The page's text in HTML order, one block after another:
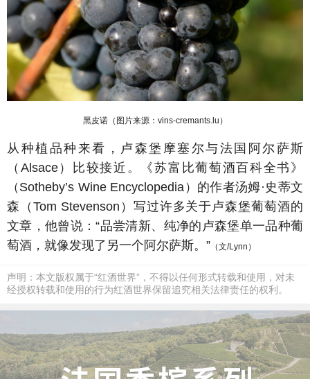
黑皮诺（图片来源：vins-cremants.lu）
从种植品种来看，卢森堡摩塞尔与法国阿尔萨斯
（Alsace）比较接近。《苏富比葡萄酒百科全书》
（Sotheby’s Wine Encyclopedia ） 的作者汤姆·史蒂文
森（Tom Stevenson）写过许多关于卢森堡葡萄酒的
文章 ，他曾说：“品尝清新、纯净的卢森堡单一品种葡
萄酒，就像发现了另一个阿尔萨斯。 ” （文/Lynn）
声明：本文版权属于“红酒世界”，不得以任何形式转载和使用，对未
经授权转载和使用的行为红酒世界保留追究相关法律责任的权利。